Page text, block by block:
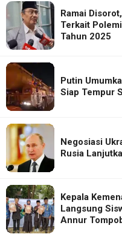
Ramai
Terkait
Tahun 2025
Putin
Siap Tempur
Negosiasi
Rusia
Kepala
Langsung
Annur